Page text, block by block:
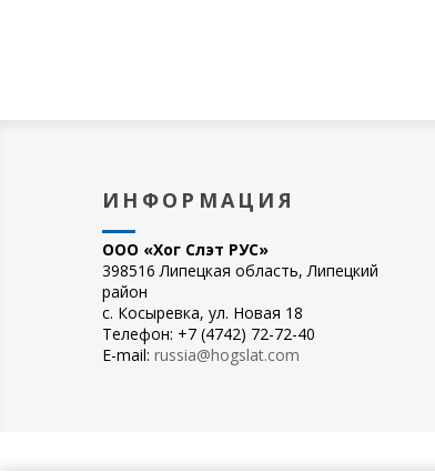
ИНФОРМАЦИЯ
ООО «Хог Слэт РУС»
398516 Липецкая область, Липецкий
район
с. Косыревка, ул. Новая 18
Телефон: +7 (4742) 72-72-40
E-mail: russia@hogslat.com